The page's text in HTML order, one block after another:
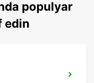
populyar
edin